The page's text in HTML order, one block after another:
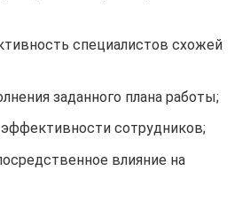
специалистов схожей
заданного плана работы;
сотрудников;
влияние на